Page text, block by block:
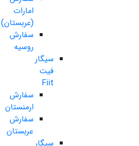
امارات
(عربستان)
سفارش
روسیه
سیگار
فیت
Fiit
سفارش
ارمنستان
سفارش
عربستان
سیگار